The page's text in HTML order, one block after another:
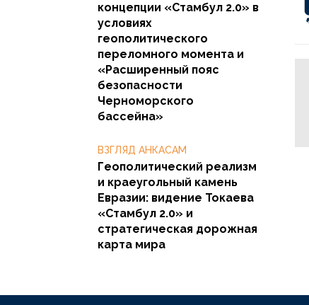
концепции «Стамбул 2.0» в
условиях
геополитического
переломного момента и
«Расширенный пояс
безопасности
Черноморского
бассейна»
ВЗГЛЯД АНКАСАМ
Геополитический реализм
и краеугольный камень
Евразии: видение Токаева
«Стамбул 2.0» и
стратегическая дорожная
карта мира